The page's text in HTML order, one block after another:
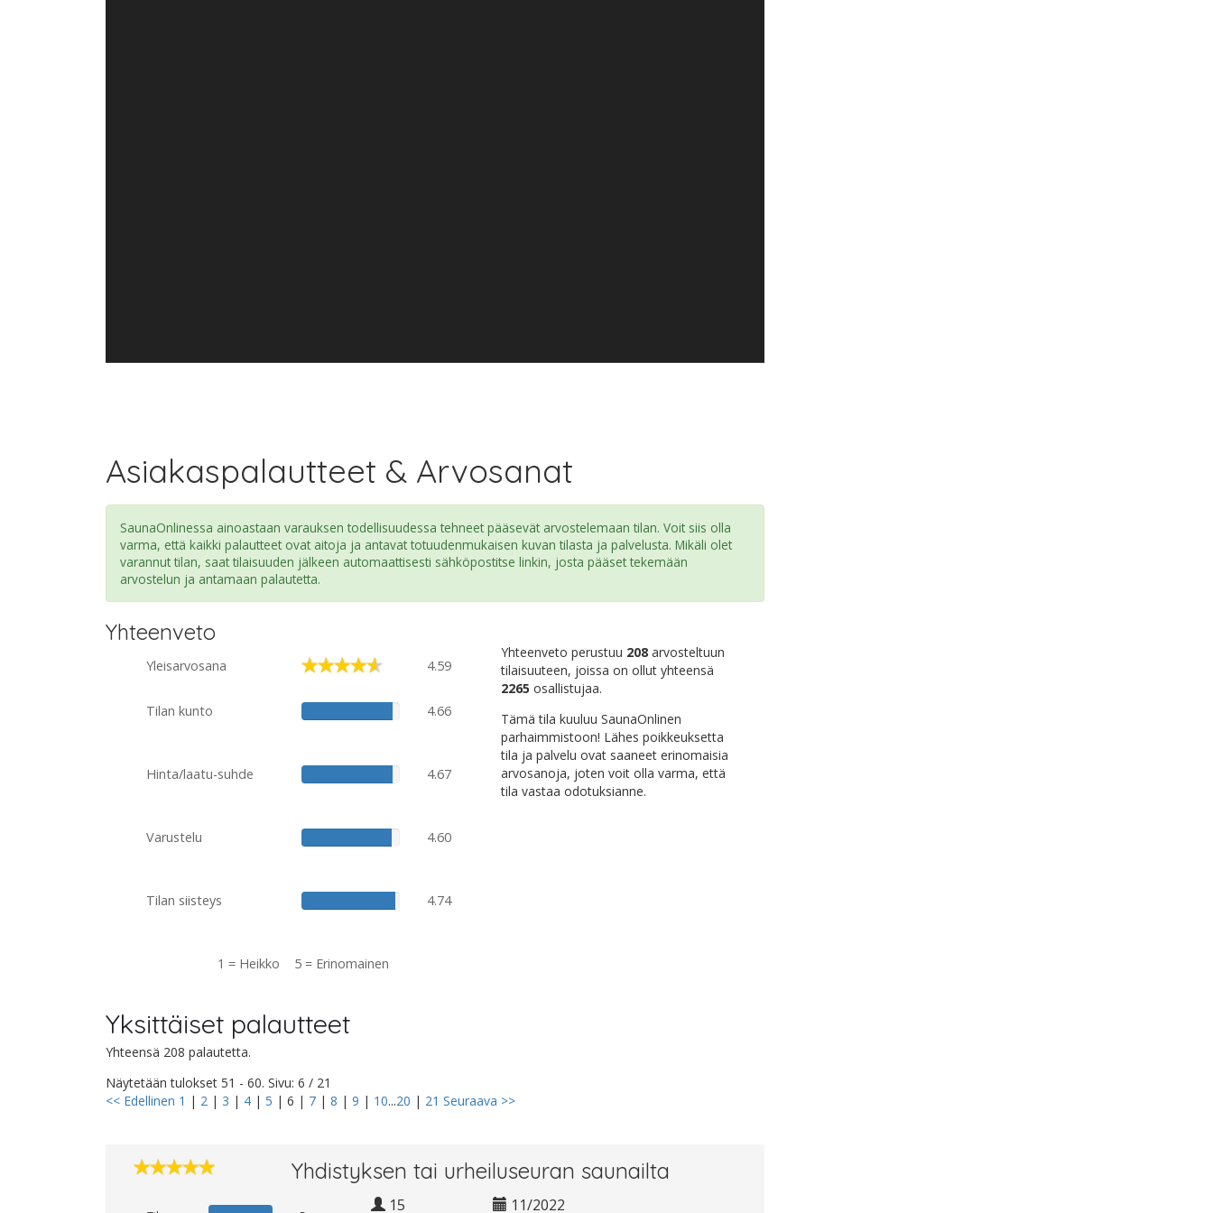
Asiakaspalautteet & Arvosanat
SaunaOnlinessa ainoastaan varauksen todellisuudessa tehneet pääsevät arvostelemaan tilan. Voit siis olla
varma, että kaikki palautteet ovat aitoja ja antavat totuudenmukaisen kuvan tilasta ja palvelusta. Mikäli olet
varannut tilan, saat tilaisuuden jälkeen automaattisesti sähköpostitse linkin, josta pääset tekemään
arvostelun ja antamaan palautetta.
Yhteenveto
Yleisarvosana 4.59
Tilan kunto 4.66
Hinta/laatu-suhde 4.67
Varustelu 4.60
Tilan siisteys 4.74
1 = Heikko 5 = Erinomainen
Yhteenveto perustuu 208 arvosteltuun
tilaisuuteen, joissa on ollut yhteensä
2265 osallistujaa.
Tämä tila kuuluu SaunaOnlinen
parhaimmistoon! Lähes poikkeuksetta
tila ja palvelu ovat saaneet erinomaisia
arvosanoja, joten voit olla varma, että
tila vastaa odotuksianne.
Yksittäiset palautteet
Yhteensä 208 palautetta.
Näytetään tulokset 51 - 60. Sivu: 6 / 21
<< Edellinen 1 | 2 | 3 | 4 | 5 | 6 | 7 | 8 | 9 | 10...20 | 21 Seuraava >>
Yhdistyksen tai urheiluseuran saunailta
15 11/2022